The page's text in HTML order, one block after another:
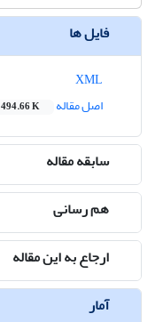
فایل ها
اصل مقاله
494.66 K
سابقه مقاله
هم رسانی
ارجاع به این مقاله
آمار